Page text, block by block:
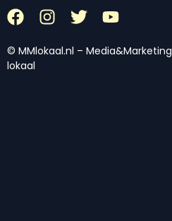
© MMlokaal.nl – Media&Marketing
lokaal